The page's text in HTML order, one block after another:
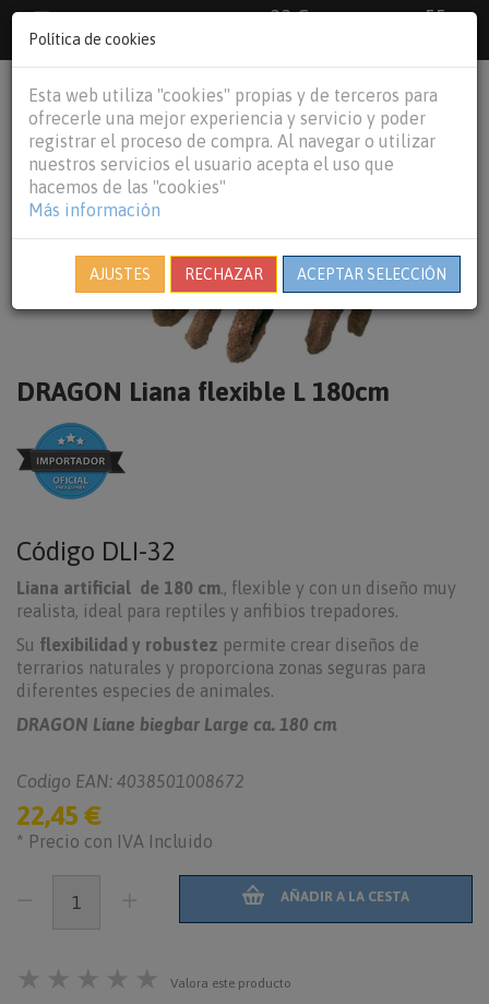
33 €
55
€Baleares y
person shopping_cart
DRAGON Liana flexible L 180cm
Código DLI-32
Liana artificial de 180 cm., flexible y con un diseño muy
realista, ideal para reptiles y anfibios trepadores.
Su flexibilidad y robustez permite crear diseños de
terrarios naturales y proporciona zonas seguras para
diferentes especies de animales.
DRAGON Liane biegbar Large ca. 180 cm
Codigo EAN: 4038501008672
22,45 €
* Precio con IVA Incluido
AÑADIR A LA CESTA
★ ★ ★ ★ ★ Valora este producto
Política de cookies
Esta web utiliza "cookies" propias y de terceros para
ofrecerle una mejor experiencia y servicio y poder
registrar el proceso de compra. Al navegar o utilizar
nuestros servicios el usuario acepta el uso que
hacemos de las "cookies"
Más información
AJUSTES RECHAZAR ACEPTAR SELECCIÓN